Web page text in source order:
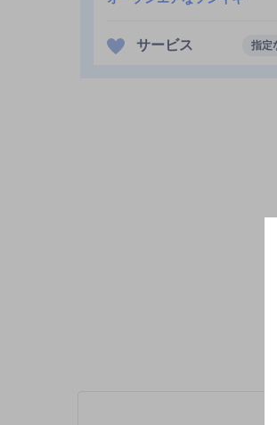
サービス 指定